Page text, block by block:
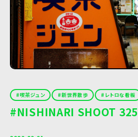
喫茶ジュン 新世界散歩 レトロな看板
#NISHINARI SHOOT 325